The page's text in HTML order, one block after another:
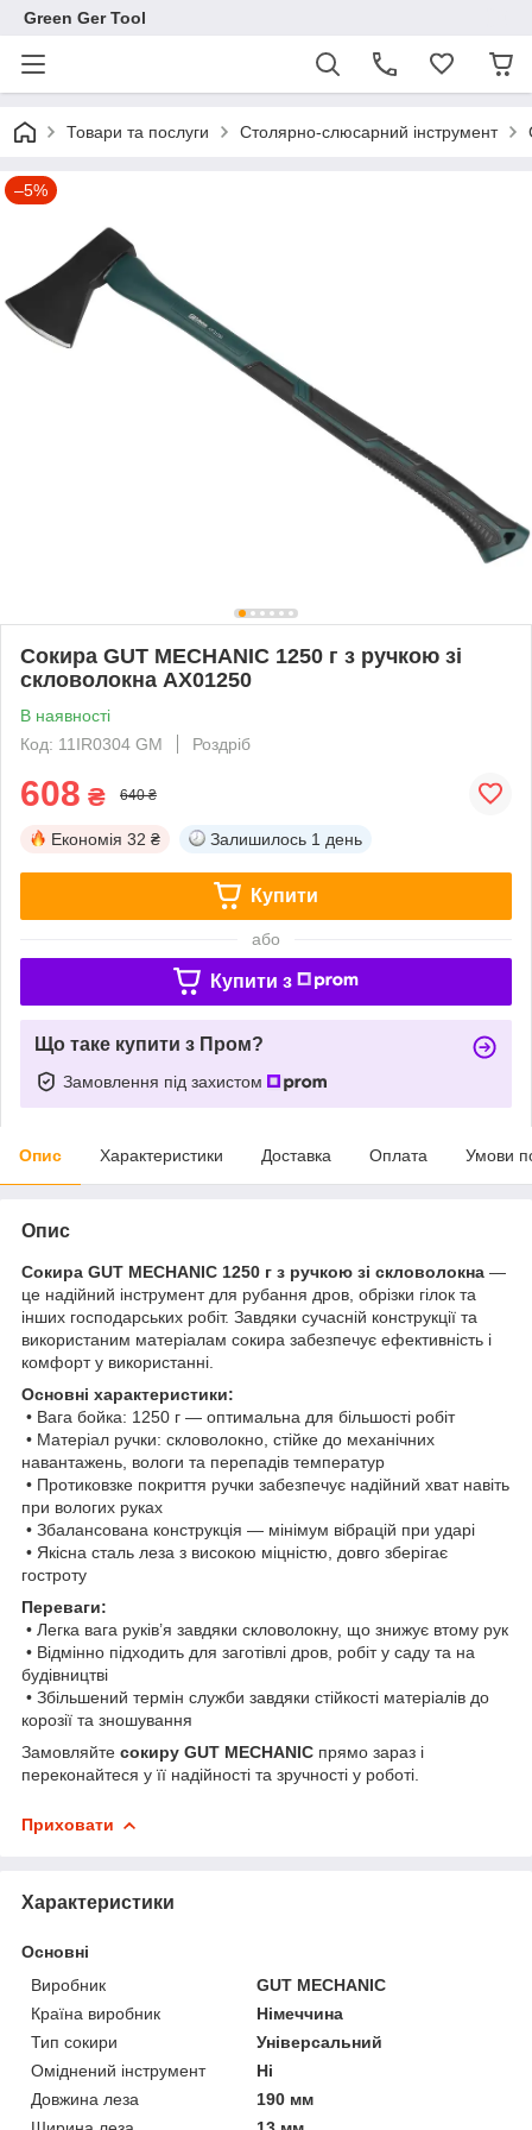
Green Ger Tool
Товари та послуги Столярно-слюсарний інструмент
–5%
Сокира GUT MECHANIC 1250 г з ручкою зі
скловолокна AX01250
В наявності
Код: 11IR0304 GM
Роздріб
608 ₴ 640 ₴
Економія 32 ₴ Залишилось 1 день
Купити
або
Купити з
Що таке купити з Пром?
Замовлення під захистом
Опис Характеристики Доставка Оплата Умови
Опис
Сокира GUT MECHANIC 1250 г з ручкою зі скловолокна —
це надійний інструмент для рубання дров, обрізки гілок та
інших господарських робіт. Завдяки сучасній конструкції та
використаним матеріалам сокира забезпечує ефективність і
комфорт у використанні.
Основні характеристики:
• Вага бойка: 1250 г — оптимальна для більшості робіт
• Матеріал ручки: скловолокно, стійке до механічних
навантажень, вологи та перепадів температур
• Протиковзке покриття ручки забезпечує надійний хват навіть
при вологих руках
• Збалансована конструкція — мінімум вібрацій при ударі
• Якісна сталь леза з високою міцністю, довго зберігає
гостроту
Переваги:
• Легка вага руків’я завдяки скловолокну, що знижує втому рук
• Відмінно підходить для заготівлі дров, робіт у саду та на
будівництві
• Збільшений термін служби завдяки стійкості матеріалів до
корозії та зношування
Замовляйте сокиру GUT MECHANIC прямо зараз і
переконайтеся у її надійності та зручності у роботі.
Приховати
Характеристики
Основні
Виробник
GUT MECHANIC
Країна виробник
Німеччина
Тип сокири
Універсальний
Оміднений інструмент
Ні
Довжина леза
190 мм